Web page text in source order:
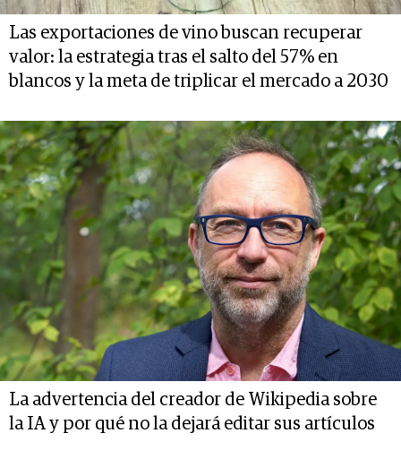
Las exportaciones de vino buscan recuperar
valor: la estrategia tras el salto del 57% en
blancos y la meta de triplicar el mercado a 2030
La advertencia del creador de Wikipedia sobre
la IA y por qué no la dejará editar sus artículos